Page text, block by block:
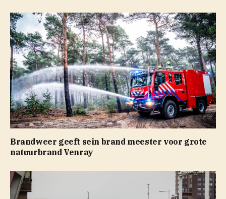
Brandweer geeft sein brand meester voor grote
natuurbrand Venray